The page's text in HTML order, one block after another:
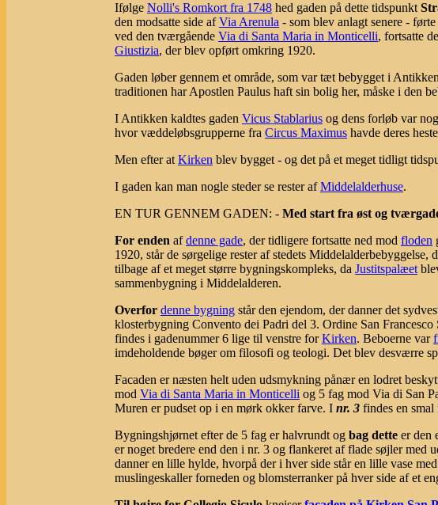
Ifølge Nolli's Romkort fra 1748 hed gaden på dette tidspunkt
den modsatte side afVia Arenula - som blev anlagt senere -
ved den tværgående Via di Santa Maria in Monticelli, fortsatte
Giustizia, der blev opført omkring 1920.
Gaden løber gennem et område, som var tæt bebygget i
traditionen har Apostlen Paulus haft sin bolig her, måske i den
I Antikken kaldtes gaden Vicus Stablarius og dens forløb var
hvor væddeløbsgrupperne fra Circus Maximus havde deres
Men efter at Kirken blev bygget - og det på et meget tidligt
I gaden kan man nogle steder se rester afMiddelalderhuse.
EN TUR GENNEM GADEN: - Med start fra øst og
For enden afdenne gade, der tidligere fortsatte ned mod floden
1920, står de sørgelige rester af stedets Middelalderbebyggelse,
tilbage af et meget større bygningskompleks, da Justitspalæet
sammenbygning i Middelalderen.
Overfor denne bygning står den ejendom, der danner det
klosterbygning Convento dei Padri del 3. Ordine San
findes i gadenummer 6 lige til venstre forKirken. Beboerne var
imdeholdende bøger om filosofi og teologi. Det blev desværre
Facaden er næsten helt uden udsmykning pånær en lodret
mod Via di Santa Maria in Monticelli og 5 fag mod Via di San
Muren er pudset op i en mørk okker farve. I nr. 3 findes en smal
Bygningshjørnet efter de 5 fag er halvrundt og bag dette er den
er noget bredere end den i nr. 3 og flankeret af flade søjler
danner en lille hylde, hvorpå der i hver side står en lille vase
muslingeskaller forneden og blomsterranker på hver side af et